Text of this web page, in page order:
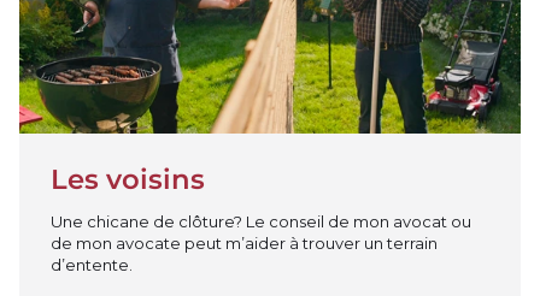
Jouer la vidéo
Les voisins
Une chicane de clôture? Le conseil de mon avocat ou
de mon avocate peut m’aider à trouver un terrain
d’entente.